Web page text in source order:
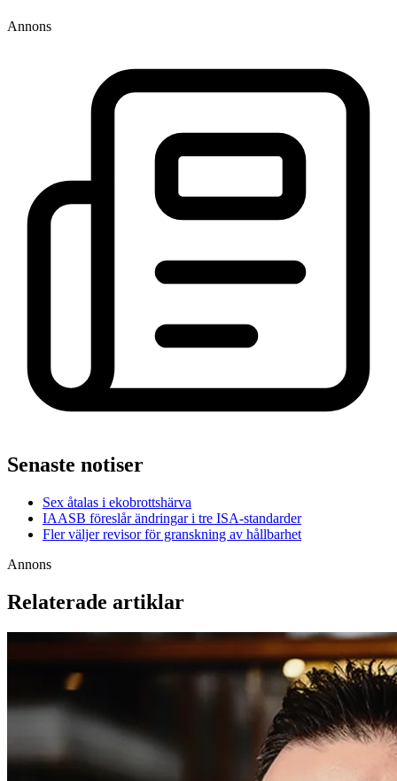
Annons
Senaste notiser
Sex åtalas i ekobrottshärva
IAASB föreslår ändringar i tre ISA-standarder
Fler väljer revisor för granskning av hållbarhet
Annons
Relaterade artiklar